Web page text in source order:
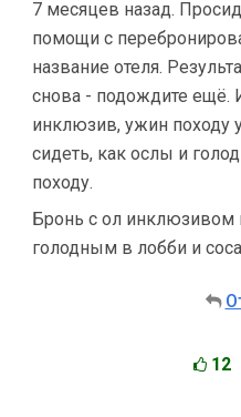
7 месяцев назад.
помощи с
название отеля.
снова - подождите ещё.
инклюзив, ужин походу
сидеть, как ослы и
походу.
Бронь с ол инклюзивом
голодным в лобби и
12